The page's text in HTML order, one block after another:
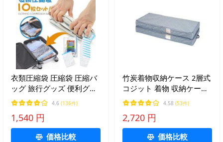
衣類圧縮袋 圧縮袋 圧縮バ
ッグ 旅行グッズ 便利グッ
ズ アウトドア 梱包用 旅行
旅行用 出張 引っ越し 衣替
え 手巻き圧縮 掃除機不要
10枚組 DELLEPICO
4.6 (136件)
1,540 円
価格比較
竹炭着物収納ケース 2層式
コジット 着物 収納ケース
着物収納 二層式 衣装ケー
ス 衣類収納 積み重ね 二段
式
4.58 (53件)
2,720 円
価格比較